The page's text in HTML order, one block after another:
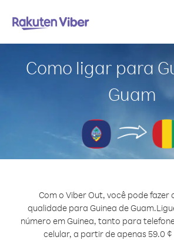
Como ligar para
Guam
Com o Viber Out, você pode fazer
qualidade para Guinea de Guam.
número em Guinea, tanto para
celular, a partir de apenas 59.0